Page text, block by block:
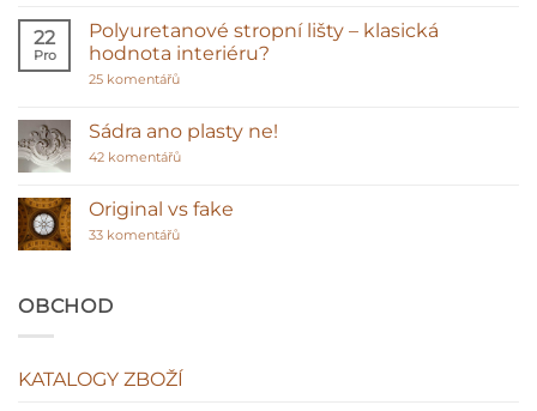
názvem
Proč
vybírat
22
Pro
Polyuretanové stropní lišty – klasická
hodnota interiéru?
25 komentářůu
názvem
Polyuretanové
stropní
klasická
hodnota
interiéru?
Sádra ano plasty ne!
42 komentářůu
názvem
Sádra
Original vs fake
33 komentářůu
OBCHOD
KATALOGY ZBOŽÍ